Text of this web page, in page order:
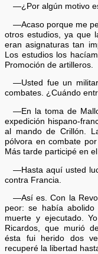
—¿Por algún motivo
—Acaso porque me
otros estudios, ya que
eran asignaturas tan
Los estudios los
Promoción de artilleros.
—Usted fue un
combates. ¿Cuándo
—En la toma de
expedición hispano-
al mando de Crillón.
pólvora en combate
Más tarde participé en
—Hasta aquí usted
contra Francia.
—Así es. Con la
peor: se había
muerte y ejecutado.
Ricardos, que murió
ésta fui herido dos
recuperé la libertad